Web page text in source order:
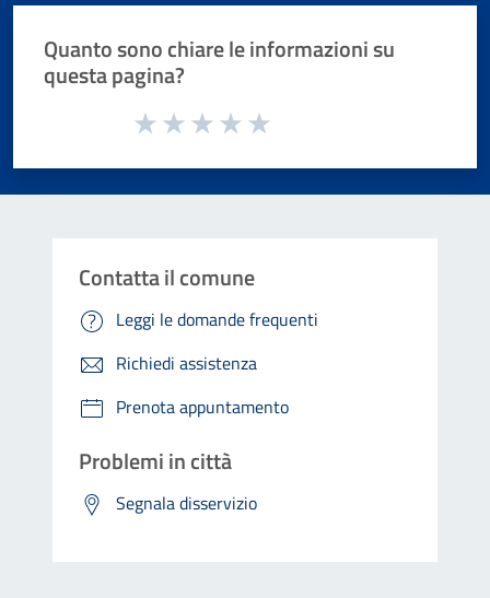
Quanto sono chiare le informazioni su
questa pagina?
Valuta da 1 a 5 stelle la pagina
Contatta il comune
Leggi le domande frequenti
Richiedi assistenza
Prenota appuntamento
Problemi in città
Segnala disservizio